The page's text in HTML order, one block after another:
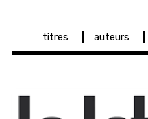
principale
titres auteurs